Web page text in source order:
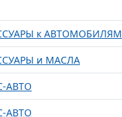
к АВТОМОБИЛЯМ
и МАСЛА
АВТО
АВТО